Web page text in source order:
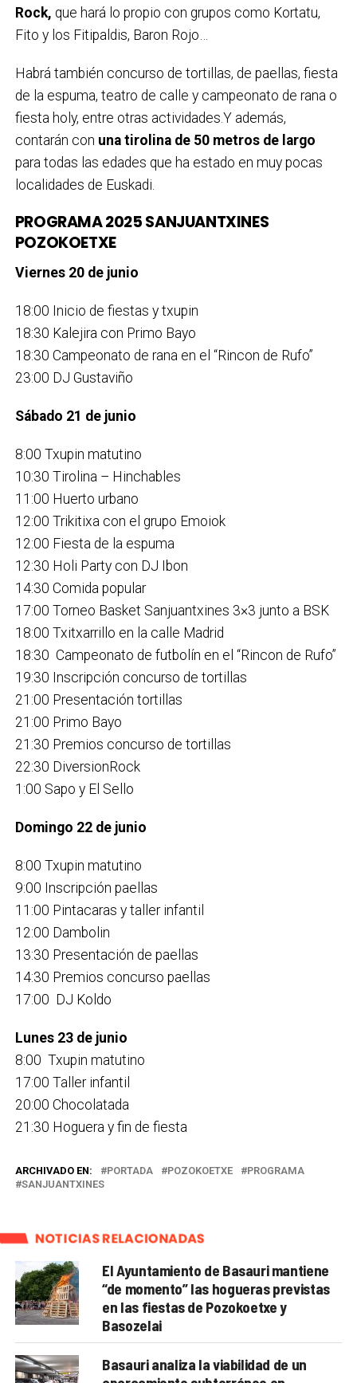
Rock, que hará lo propio con grupos como Kortatu,
Fito y los Fitipaldis, Baron Rojo…
Habrá también concurso de tortillas, de paellas, fiesta
de la espuma, teatro de calle y campeonato de rana o
fiesta holy, entre otras actividades.Y además,
contarán con una tirolina de 50 metros de largo
para todas las edades que ha estado en muy pocas
localidades de Euskadi.
PROGRAMA 2025 SANJUANTXINES
POZOKOETXE
Viernes 20 de junio
18:00 Inicio de fiestas y txupin
18:30 Kalejira con Primo Bayo
18:30 Campeonato de rana en el “Rincon de Rufo”
23:00 DJ Gustaviño
Sábado 21 de junio
8:00 Txupin matutino
10:30 Tirolina – Hinchables
11:00 Huerto urbano
12:00 Trikitixa con el grupo Emoiok
12:00 Fiesta de la espuma
12:30 Holi Party con DJ Ibon
14:30 Comida popular
17:00 Torneo Basket Sanjuantxines 3×3 junto a BSK
18:00 Txitxarrillo en la calle Madrid
18:30 Campeonato de futbolín en el “Rincon de Rufo”
19:30 Inscripción concurso de tortillas
21:00 Presentación tortillas
21:00 Primo Bayo
21:30 Premios concurso de tortillas
22:30 DiversionRock
1:00 Sapo y El Sello
Domingo 22 de junio
8:00 Txupin matutino
9:00 Inscripción paellas
11:00 Pintacaras y taller infantil
12:00 Dambolin
13:30 Presentación de paellas
14:30 Premios concurso paellas
17:00 DJ Koldo
Lunes 23 de junio
8:00 Txupin matutino
17:00 Taller infantil
20:00 Chocolatada
21:30 Hoguera y fin de fiesta
ARCHIVADO EN: PORTADA POZOKOETXE
PROGRAMA
SANJUANTXINES
NOTICIAS RELACIONADAS
El Ayuntamiento de Basauri mantiene
“de momento” las hogueras previstas
en las fiestas de Pozokoetxe y
Basozelai
Basauri analiza la viabilidad de un